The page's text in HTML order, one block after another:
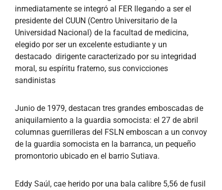
inmediatamente se integró al FER llegando a ser el
presidente del CUUN (Centro Universitario de la
Universidad Nacional) de la facultad de medicina,
elegido por ser un excelente estudiante y un
destacado dirigente caracterizado por su integridad
moral, su espíritu fraterno, sus convicciones
sandinistas
Junio de 1979, destacan tres grandes emboscadas de
aniquilamiento a la guardia somocista: el 27 de abril
columnas guerrilleras del FSLN emboscan a un convoy
de la guardia somocista en la barranca, un pequeño
promontorio ubicado en el barrio Sutiava.
Eddy Saúl, cae herido por una bala calibre 5,56 de fusil